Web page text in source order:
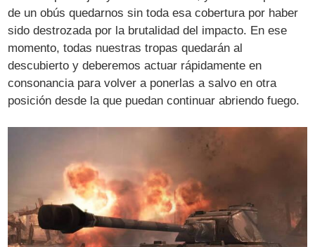
de un obús quedarnos sin toda esa cobertura por haber
sido destrozada por la brutalidad del impacto. En ese
momento, todas nuestras tropas quedarán al
descubierto y deberemos actuar rápidamente en
consonancia para volver a ponerlas a salvo en otra
posición desde la que puedan continuar abriendo fuego.